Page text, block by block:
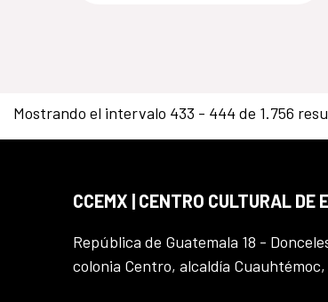
Mostrando el intervalo 433 - 444 de 1.756
CCEMX | CENTRO CULTURAL DE
República de Guatemala 18 -
colonia Centro, alcaldía Cuauhtémoc,